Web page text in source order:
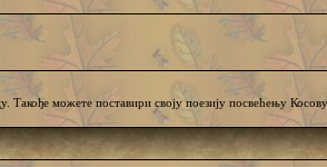
можете поставири своју поезију посвећењу